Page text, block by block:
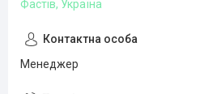
Фастів, Україна
Менеджер